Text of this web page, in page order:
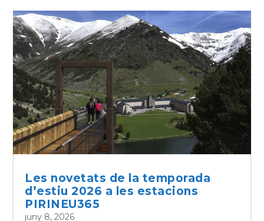
Les novetats de la temporada
d’estiu 2026 a les estacions
PIRINEU365
juny 8, 2026